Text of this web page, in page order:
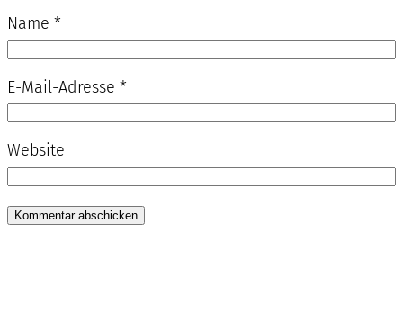
Name *
E-Mail-Adresse *
Website